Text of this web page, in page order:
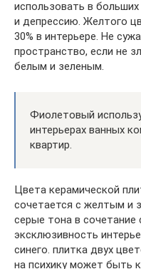
использовать в
и депрессию. Желтого
30% в интерьере. Не
пространство, если не
белым и зеленым.
Фиолетовый
интерьерах ванных
квартир.
Цвета керамической
сочетается с желтым и
серые тона в
эксклюзивность
синего. плитка двух
на психику может быть